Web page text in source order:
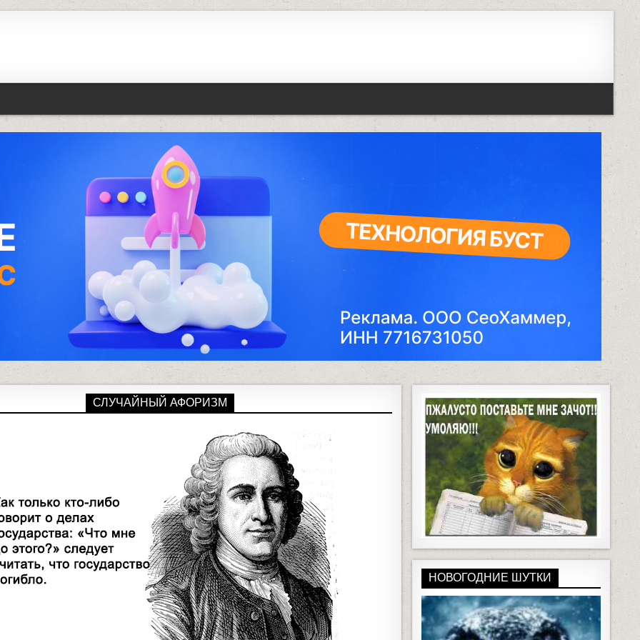
СЛУЧАЙНЫЙ АФОРИЗМ
НОВОГОДНИЕ ШУТКИ